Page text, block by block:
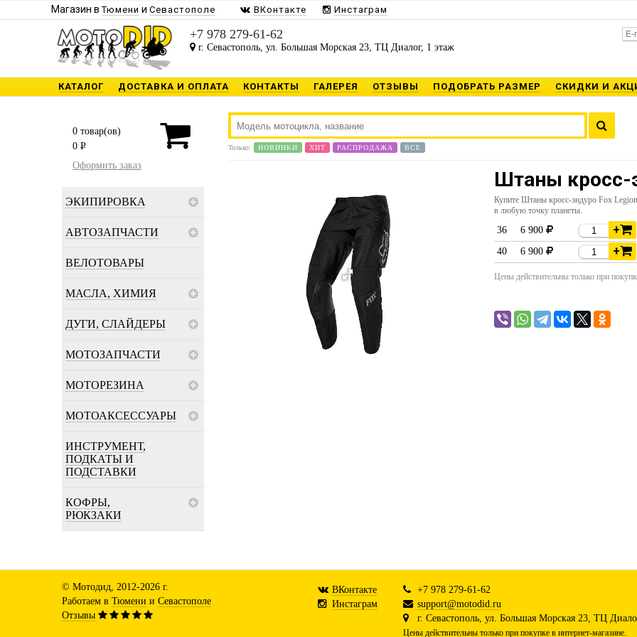
Магазин вТюмени и Севастополе ВКонтакте Инстаграм
+7 978 279-61-62
г. Севастополь, ул. Большая Морская 23, ТЦ Диалог, 1 этаж
КАТАЛОГ ДОСТАВКА И ОПЛАТА КОНТАКТЫ ГАЛЕРЕЯ ОТЗЫВЫ ПОДОБРАТЬ РАЗМЕР СКИДКИ И
0 товар(ов)
0 P
Оформить заказ
ЭКИПИРОВКА
АВТОЗАПЧАСТИ
ВЕЛОТОВАРЫ
МАСЛА, ХИМИЯ
ДУГИ, СЛАЙДЕРЫ
МОТОЗАПЧАСТИ
МОТОРЕЗИНА
МОТОАКСЕССУАРЫ
ИНСТРУМЕНТ,
ПОДКАТЫ И
ПОДСТАВКИ
КОФРЫ,
РЮКЗАКИ
Только: НОВИНКИ ХИТ РАСПРОДАЖА ВСЕ
Штаны кросс-
Купите Штаны кросс-эндуро Fox
в любую точку планеты.
36 6 900 +
40
6 900 +
Цены действительны только при
© Мотодид, 2012-2026 г.
Работаем в Тюмени и Севастополе
Отзывы
ВКонтакте
Инстаграм
+7 978 279-61-62
support@motodid.ru
г. Севастополь, ул. Большая Морская 23, ТЦ
Цены действительны только при покупке в интернет-магазине.